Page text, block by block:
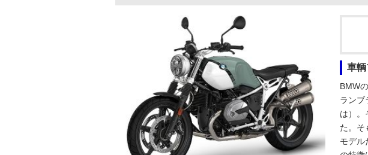
車
BMW
ランブ
は）。
た。そ
モデル